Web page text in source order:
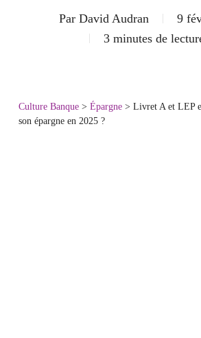
Par David Audran
9
3 minutes de
Culture Banque> Épargne> Livret A et LEP
son épargne en 2025 ?